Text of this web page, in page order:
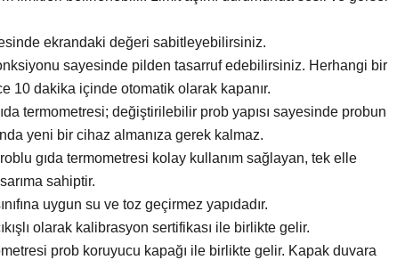
ekrandaki değeri sabitleyebilirsiniz.
sayesinde pilden tasarruf edebilirsiniz. Herhangi bir
10 dakika içinde otomatik olarak kapanır.
termometresi; değiştirilebilir prob yapısı sayesinde probun
yeni bir cihaz almanıza gerek kalmaz.
gıda termometresi kolay kullanım sağlayan, tek elle
sahiptir.
uygun su ve toz geçirmez yapıdadır.
olarak kalibrasyon sertifikası ile birlikte gelir.
prob koruyucu kapağı ile birlikte gelir. Kapak duvara